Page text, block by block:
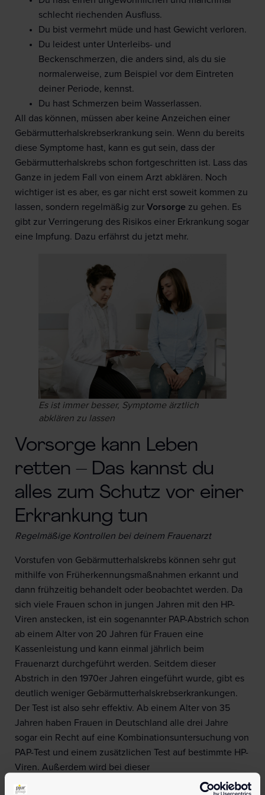
schlecht riechenden Ausfluss.
Du bist vermehrt müde und hast Gewicht verloren.
Du leidest unter Unterleibs- und
Beckenschmerzen, die anders sind, als du sie
normalerweise, zum Beispiel vor dem Eintreten
deiner Periode, kennst.
Du hast Schmerzen beim Wasserlassen.
All das können, müssen aber keine Anzeichen einer
Gebärmutterhalskrebserkrankung sein. Wenn du bereits
diese Symptome hast, kann es gut sein, dass der
Gebärmutterhalskrebs schon fortgeschritten ist. Lass das
Ganze in jedem Fall von einem Arzt abklären. Noch
wichtiger ist es aber, es gar nicht erst soweit kommen zu
lassen, sondern regelmäßig zur Vorsorge zu gehen. Es
gibt zur Verringerung des Risikos einer Erkrankung sogar
eine Impfung. Dazu erfährst du jetzt mehr.
Es ist immer besser, Symptome ärztlich
abklären zu lassen
Vorsorge kann Leben
retten – Das kannst du
alles zum Schutz vor einer
Erkrankung tun
Regelmäßige Kontrollen bei deinem Frauenarzt
Vorstufen von Gebärmutterhalskrebs können sehr gut
mithilfe von Früherkennungsmaßnahmen erkannt und
dann frühzeitig behandelt oder beobachtet werden. Da
sich viele Frauen schon in jungen Jahren mit den HP-
Viren anstecken, ist ein sogenannter PAP-Abstrich schon
ab einem Alter von 20 Jahren für Frauen eine
Kassenleistung und kann einmal jährlich beim
Frauenarzt durchgeführt werden. Seitdem dieser
Abstrich in den 1970er Jahren eingeführt wurde, gibt es
deutlich weniger Gebärmutterhalskrebserkrankungen.
Der Test ist also sehr effektiv. Ab einem Alter von 35
Jahren haben Frauen in Deutschland alle drei Jahre
sogar ein Recht auf eine Kombinationsuntersuchung von
PAP-Test und einem zusätzlichen Test auf bestimmte HP-
Viren. Außerdem wird bei dieser
Kombinationsuntersuchung auch auf Zellveränderungen